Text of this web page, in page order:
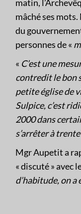
matin,
mâché ses
du
personnes de «
« C’est une
contredit le bon
petite église de
Sulpice, c’est
2000 dans
s’arrêter à
Mgr Aupetit a
« discuté » avec
d’habitude, on a